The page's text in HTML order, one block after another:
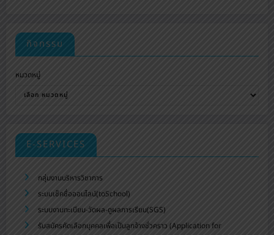
กิจกรรม
หมวดหมู่
E-SERVICES
กลุ่มงานบริหารวิชาการ
ระบบเช็คชื่อออนไลน์(toSchool)
ระบบงานทะเบียน-วัดผล-ดูผลการเรียน(SGS)
รับสมัครคัดเลือกบุคคลเพื่อเป็นลูกจ้างชั่วคราว (Application for